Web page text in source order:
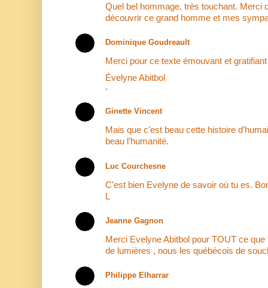
Quel bel hommage, très touchant. Merci
découvrir ce grand homme et mes
Dominique Goudreault
Merci pour ce texte émouvant et
Évelyne Abitbol
.
Ginette Vincent
Mais que c’est beau cette histoire
beau l’humanité.
Luc Courchesne
C’est bien Evelyne de savoir où tu es.
L
Jeanne Gagnon
Merci Evelyne Abitbol pour TOUT ce
de lumières , nous les québécois de
Philippe Elharrar